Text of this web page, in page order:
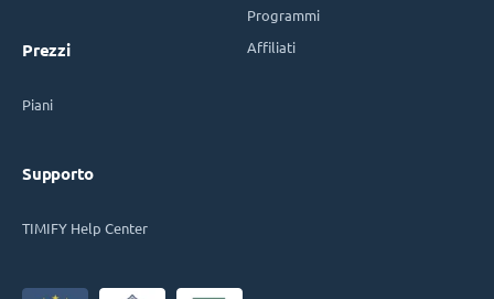
Prezzi
Piani
Supporto
TIMIFY Help Center
Programmi
Affiliati